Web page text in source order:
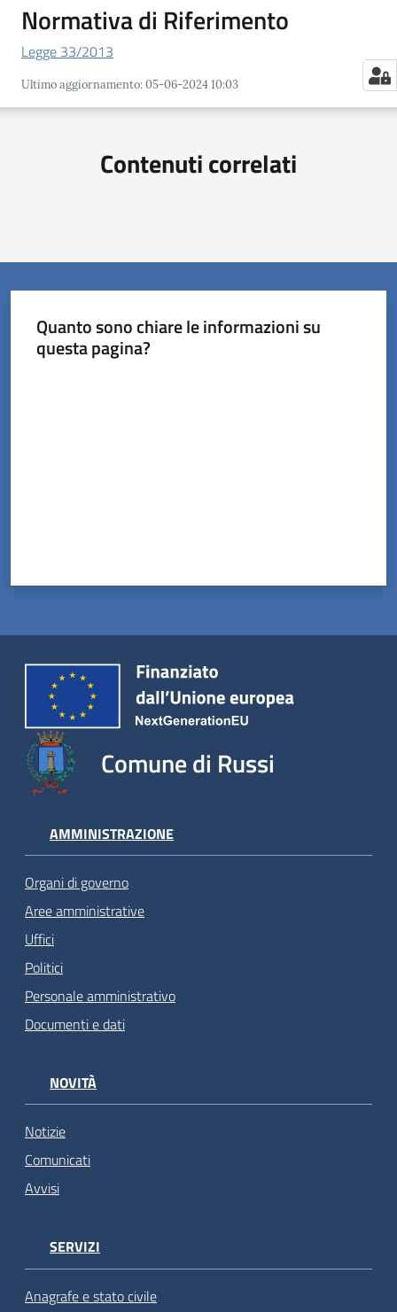
Normativa di Riferimento
Legge 33/2013
Ultimo aggiornamento:05-06-2024 10:03
Contenuti correlati
Quanto sono chiare le informazioni su
questa pagina?
Comune di Russi
AMMINISTRAZIONE
Organi di governo
Aree amministrative
Uffici
Politici
Personale amministrativo
Documenti e dati
NOVITÀ
Notizie
Comunicati
Avvisi
SERVIZI
Anagrafe e stato civile